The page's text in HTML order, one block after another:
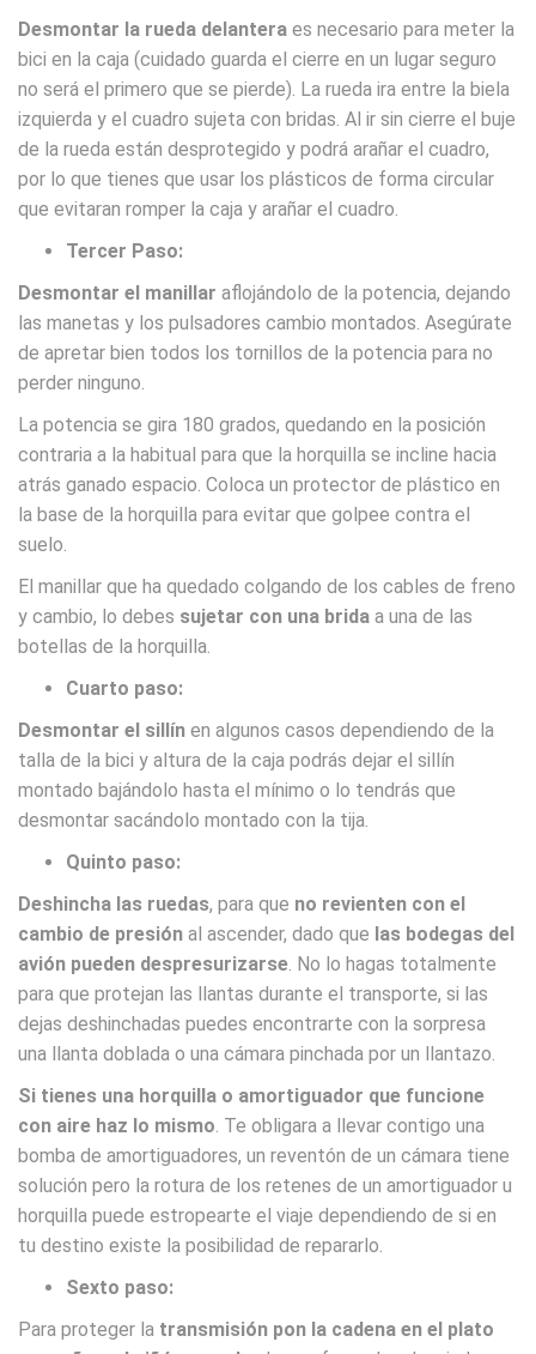
Desmontar la rueda delantera es necesario para meter la
bici en la caja (cuidado guarda el cierre en un lugar seguro
no será el primero que se pierde). La rueda ira entre la biela
izquierda y el cuadro sujeta con bridas. Al ir sin cierre el buje
de la rueda están desprotegido y podrá arañar el cuadro,
por lo que tienes que usar los plásticos de forma circular
que evitaran romper la caja y arañar el cuadro.
Tercer Paso:
Desmontar el manillar aflojándolo de la potencia, dejando
las manetas y los pulsadores cambio montados. Asegúrate
de apretar bien todos los tornillos de la potencia para no
perder ninguno.
La potencia se gira 180 grados, quedando en la posición
contraria a la habitual para que la horquilla se incline hacia
atrás ganado espacio. Coloca un protector de plástico en
la base de la horquilla para evitar que golpee contra el
suelo.
El manillar que ha quedado colgando de los cables de freno
y cambio, lo debes sujetar con una brida a una de las
botellas de la horquilla.
Cuarto paso:
Desmontar el sillín en algunos casos dependiendo de la
talla de la bici y altura de la caja podrás dejar el sillín
montado bajándolo hasta el mínimo o lo tendrás que
desmontar sacándolo montado con la tija.
Quinto paso:
Deshincha las ruedas, para que no revienten con el
cambio de presión al ascender, dado que las bodegas del
avión pueden despresurizarse. No lo hagas totalmente
para que protejan las llantas durante el transporte, si las
dejas deshinchadas puedes encontrarte con la sorpresa
una llanta doblada o una cámara pinchada por un llantazo.
Si tienes una horquilla o amortiguador que funcione
con aire haz lo mismo. Te obligara a llevar contigo una
bomba de amortiguadores, un reventón de un cámara tiene
solución pero la rotura de los retenes de un amortiguador u
horquilla puede estropearte el viaje dependiendo de si en
tu destino existe la posibilidad de repararlo.
Sexto paso:
Para proteger la transmisión pon la cadena en el plato